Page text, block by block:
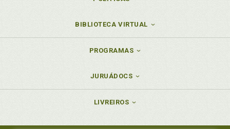
BIBLIOTECA VIRTUAL
PROGRAMAS
JURUÁDOCS
LIVREIROS